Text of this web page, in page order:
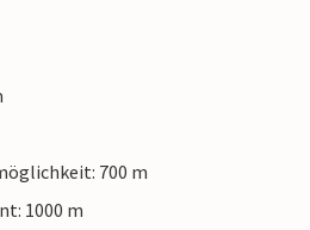
700 m
1000 m